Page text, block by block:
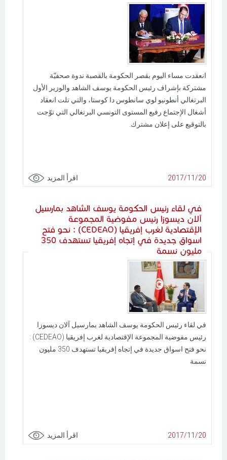
انعقدت مساء اليوم بقصر الحكومة بالقصبة ندوة صحفيّة
مشتركة بإشراف رئيس الحكومة يوسف الشاهد والوزير الأول
البرتغالي أنطونيو لوي سانطوس دا كوستا، والتي تلت انعقاد
أشغال الإجتماع رفيع المستوى التونسي البرتغالي التي توّجت
بالتوقيع على إعلان مشترك.
2017/11/20 اقرأ المزيد
في لقاء رئيس الحكومة يوسف الشاهد بمارسيل
آلان ديسوزا رئيس مفوضية المجموعة
الإقتصادية لغرب إفريقيا (CEDEAO) : نحو فتح
اسواق جديدة في إتجاه إفريقيا تستهدف 350
مليون نسمة
في لقاء رئيس الحكومة يوسف الشاهد بمارسيل آلان ديسوزا
رئيس مفوضية المجموعة الإقتصادية لغرب إفريقيا (CEDEAO) :
نحو فتح اسواق جديدة في إتجاه إفريقيا تستهدف 350 مليون
نسمة
2017/11/20 اقرأ المزيد